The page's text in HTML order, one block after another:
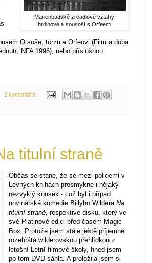
Marienbadské zrcadlové vztahy:
hrdinové a sousoší s Orfeem
O soše, torzu a Orfeovi (Film a doba
NFA 1996), nebo příslušnou
2 komentáře:
titulní straně
Občas se stane, že se mezi policemi v
Levných knihách prosmykne i nějaký
nezvyklý kousek - což byl i případ
novinářské komedie Billyho WilderaNa
titulní straně , respektive disku, který ve
své Platinové edici před časem Magic
Box. Protože jsem stále ještě příjemně
rozehřátá wilderovskou přehlídkou z
letošní Letní filmové školy, hned jsem
po tom DVD sáhla. A proložila jsem si